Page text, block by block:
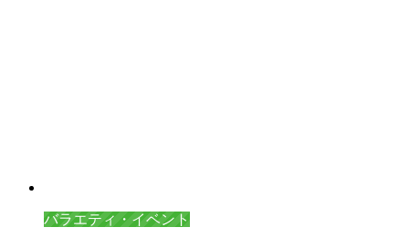
バラエティ・イベント